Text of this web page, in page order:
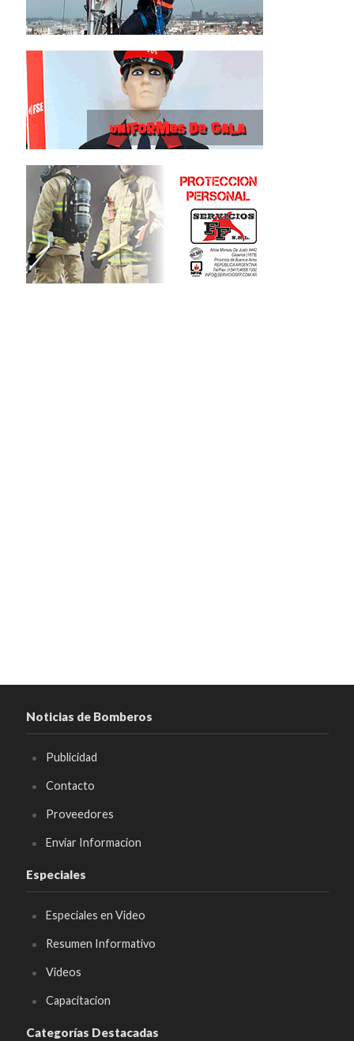
Noticias de Bomberos
Publicidad
Contacto
Proveedores
Enviar Informacion
Especiales
Especiales en Video
Resumen Informativo
Videos
Capacitacion
Categorías Destacadas